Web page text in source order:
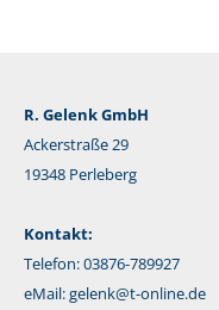
R. Gelenk GmbH
Ackerstraße 29
19348 Perleberg
Kontakt:
Telefon: 03876-789927
eMail:gelenk@t-online.de